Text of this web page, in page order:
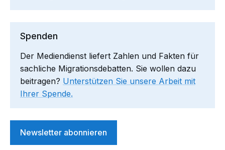
Spenden
Der Mediendienst liefert Zahlen und Fakten für
sachliche Migrationsdebatten. Sie wollen dazu
beitragen? Unterstützen Sie unsere Arbeit mit
Ihrer Spende.
Newsletter abonnieren